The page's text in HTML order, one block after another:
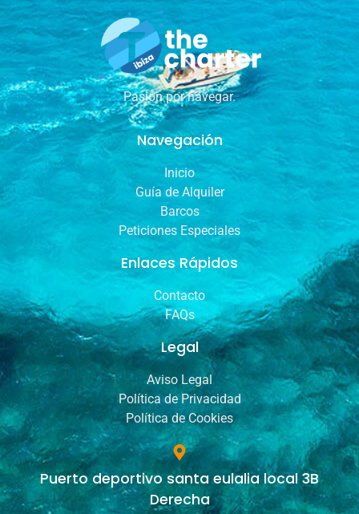
Pasión por navegar.
Navegación
Inicio
Guía de Alquiler
Barcos
Peticiones Especiales
Enlaces Rápidos
Contacto
FAQs
Legal
Aviso Legal
Política de Privacidad
Política de Cookies
Puerto deportivo santa eulalia local 3B
Derecha